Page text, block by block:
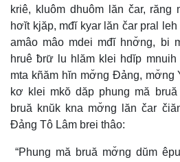
kriê, kluôm dhuôm lăn čar, răng
hơĭt kjăp, mđĭ kyar lăn čar pral
amâo mâo mdei mđĭ hnơ̆ng, bi
hruê ƀrư̆ lu hlăm klei hdĭp
mta kñăm hĭn mơ̆ng Đảng, mơ̆ng
kơ klei mkŏ dăp phung mă bruă
bruă knŭk kna mơ̆ng lăn čar
Đảng Tô Lâm brei thâo:
“Phung mă bruă mơ̆ng dŭm